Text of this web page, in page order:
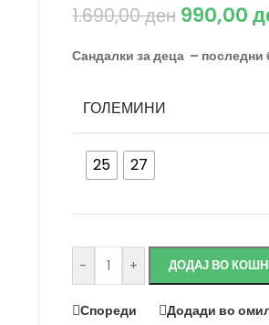
1.690,00ден 990,00
Сандалки за деца –
ГОЛЕМИНИ
25 27
- + ДОДАЈ ВО
Спореди Додади во